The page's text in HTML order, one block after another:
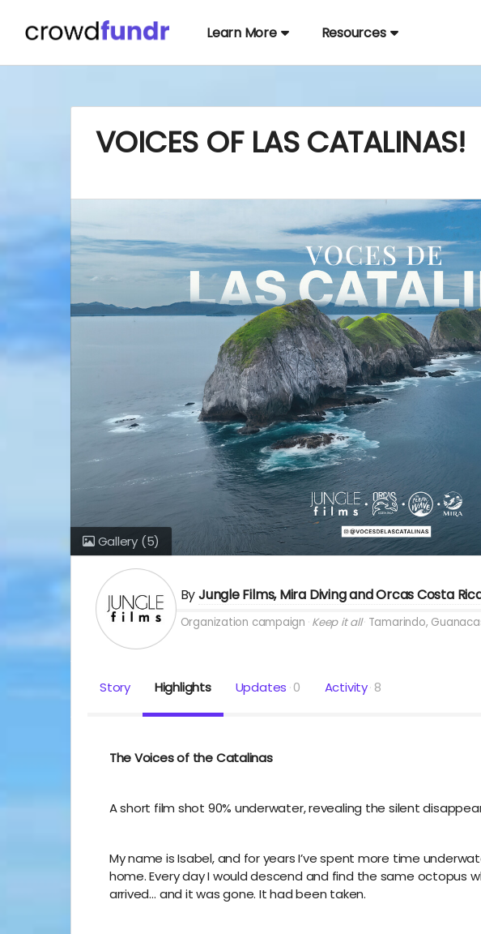
Learn More Resources
VOICES OF LAS CATALINAS!
Gallery (5)
ByJungle Films, Mira Diving and Orcas Costa
Organization campaign Keep it all Tamarindo,
Story Highlights Updates 0 Activity 8
The Voices of the Catalinas
A short film shot 90% underwater, revealing the silent
My name is Isabel, and for years I’ve spent more time
home. Every day I would descend and find the same octopus
arrived… and it was gone. It had been taken.